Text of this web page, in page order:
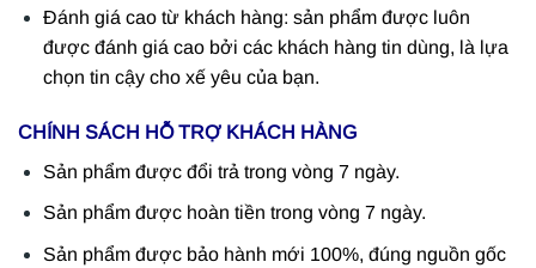
Đánh giá cao từ khách hàng: sản phẩm được luôn
được đánh giá cao bởi các khách hàng tin dùng, là lựa
chọn tin cậy cho xế yêu của bạn.
CHÍNH SÁCH HỖ TRỢ KHÁCH HÀNG
Sản phẩm được đổi trả trong vòng 7 ngày.
Sản phẩm được hoàn tiền trong vòng 7 ngày.
Sản phẩm được bảo hành mới 100%, đúng nguồn gốc